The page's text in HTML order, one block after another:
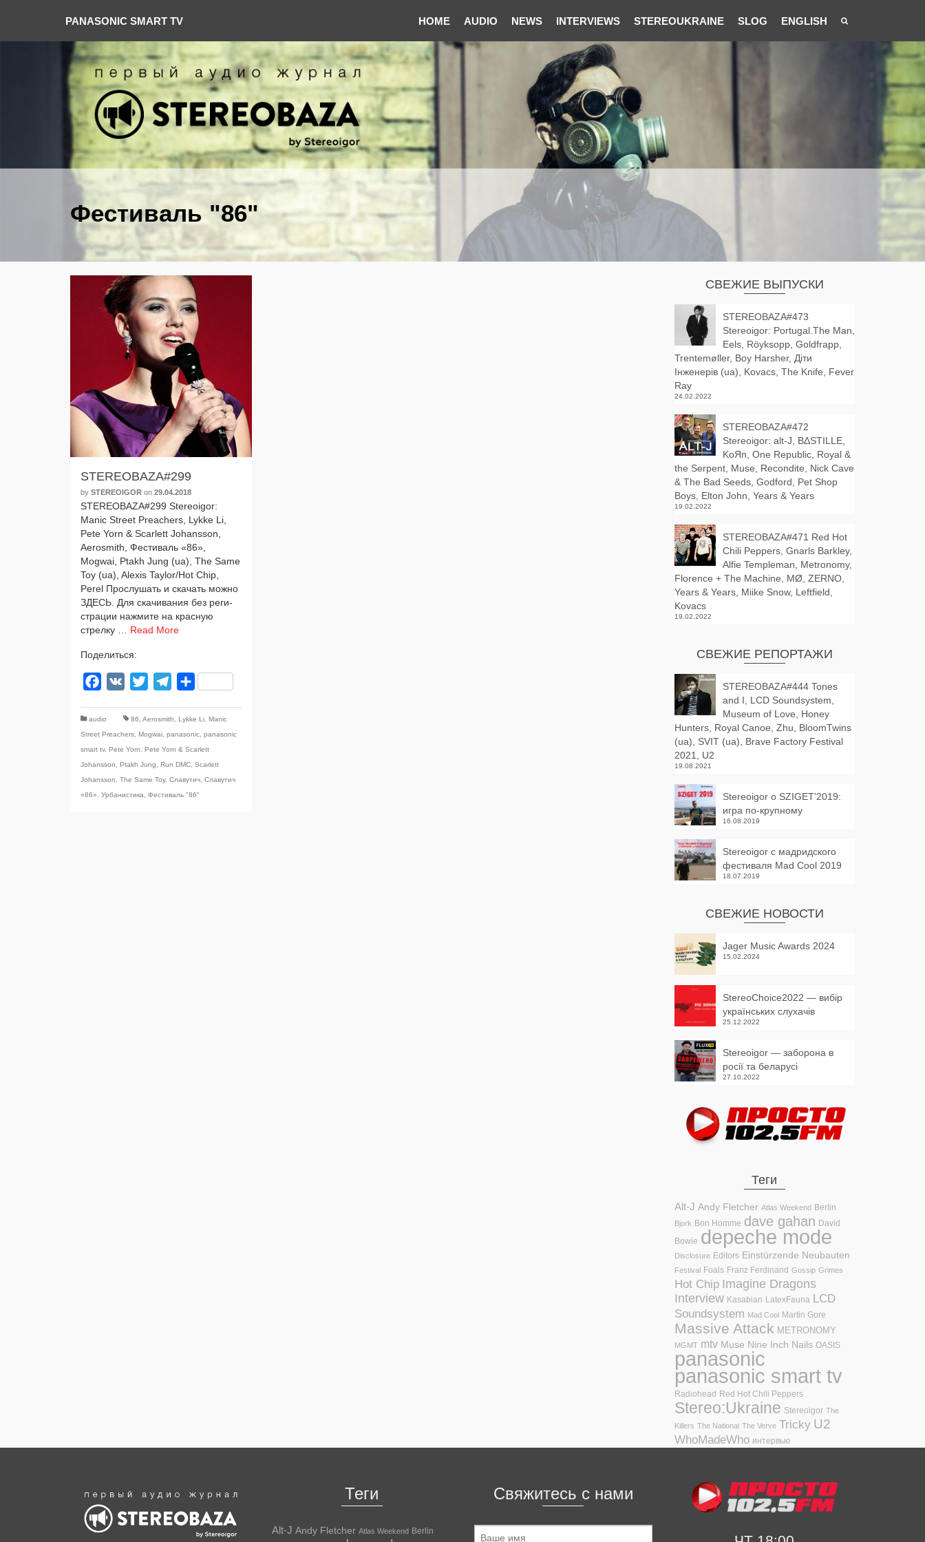
PANASONIC SMART TV HOME AUDIO NEWS INTERVIEWS STEREOUKRAINE SLOG ENGLISH
Фестиваль "86"
STEREOBAZA#299
by STEREOIGOR on 29.04.2018
STEREOBAZA#299 Stereoigor:
Manic Street Preachers, Lykke Li,
Pete Yorn & Scarlett Johansson,
Aerosmith, Фестиваль «86»,
Mogwai, Ptakh Jung (ua), The Same
Toy (ua), Alexis Taylor/Hot Chip,
Perel Прослушать и ска­чать мож­но
ЗДЕСЬ. Для ска­чи­ва­ния без реги­
стра­ции нажми­те на крас­ную
стрел­ку … Read More
Поделиться:
Facebook
VK Twitter TelegramОтправить
audio 86 Aerosmith Lykke Li Manic
Street Preachers Mogwai panasonic panasonic
smart tv, Pete Yorn
Pete Yorn & Scarlett
Johansson
Ptakh Jung Run DMC Scarlett
Johansson
The Same Toy, Славутич Славутич
«86»
Урбанистика Фестиваль "86"
СВЕЖИЕ ВЫПУСКИ
STEREOBAZA#473
Stereoigor: Portugal.The Man,
Eels, Röyksopp, Goldfrapp,
Trentemøller, Boy Harsher, Діти
Інженерів (ua), Kovacs, The Knife, Fever
Ray
24.02.2022
STEREOBAZA#472
Stereoigor: alt‑J, BΔSTILLE,
KoЯn, One Republic, Royal &
the Serpent, Muse, Recondite, Nick Cave
& The Bad Seeds, Godford, Pet Shop
Boys, Elton John, Years & Years
19.02.2022
STEREOBAZA#471 Red Hot
Chili Peppers, Gnarls Barkley,
Alfie Templeman, Metronomy,
Florence + The Machine, MØ, ZERNO,
Years & Years, Miike Snow, Leftfield,
Kovacs
19.02.2022
СВЕЖИЕ РЕПОРТАЖИ
STEREOBAZA#444 Tones
and I, LCD Soundsystem,
Museum of Love, Honey
Hunters, Royal Canoe, Zhu, BloomTwins
(ua), SVIT (ua), Brave Factory Festival
2021, U2
19.08.2021
Stereoigor о SZIGET’2019:
игра по-крупному
16.08.2019
Stereoigor с мадридского
фестиваля Mad Cool 2019
18.07.2019
СВЕЖИЕ НОВОСТИ
Jager Music Awards 2024
15.02.2024
StereoChoice2022 — вибір
українських слухачів
25.12.2022
Stereoigor — заборона в
росії та беларусі
27.10.2022
Теги
Alt-J Andy Fletcher Atlas Weekend Berlin
Bjork Bon Homme dave gahan David
Bowie depeche mode
Disclosure Editors Einstürzende Neubauten
Festival Foals Franz Ferdinand Gossip Grimes
Hot Chip Imagine Dragons
Interview Kasabian LatexFauna LCD
Soundsystem Mad Cool Martin Gore
Massive Attack METRONOMY
MGMT mtv Muse Nine Inch Nails OASIS
panasonic
panasonic smart tv
Radiohead Red Hot Chili Peppers
Stereo:Ukraine Stereoigor The
Killers The National The Verve Tricky U2
WhoMadeWho интервью
Теги
Alt-J Andy Fletcher Atlas Weekend Berlin
Свяжитесь с нами